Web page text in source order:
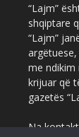
“Lajm”
shqiptare
“Lajm”
me ndikim
krijuar që
gazetës
Na